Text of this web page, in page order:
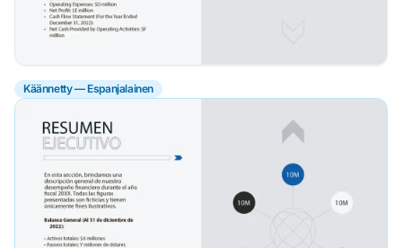
Käännetty — Espanjalainen